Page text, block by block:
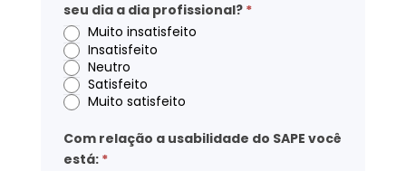
seu dia a dia profissional? *
Muito insatisfeito
Insatisfeito
Neutro
Satisfeito
Muito satisfeito
Com relação a usabilidade do SAPE você
está: *